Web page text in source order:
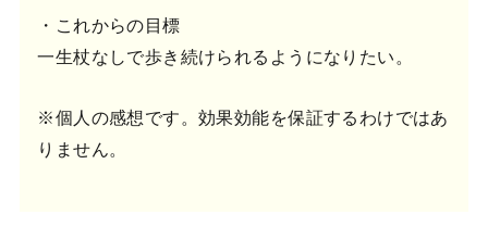
・これからの目標
一生杖なしで歩き続けられるようになりたい。
※個人の感想です。効果効能を保証するわけではあ
りません。